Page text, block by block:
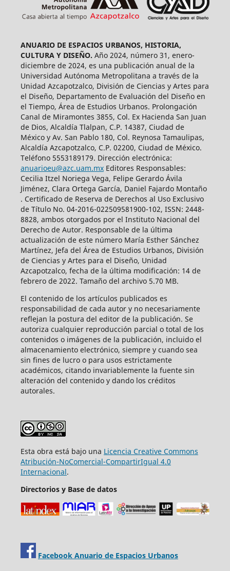
ANUARIO DE ESPACIOS URBANOS, HISTORIA,
CULTURA Y DISEÑO. Año 2024, número 31, enero-
diciembre de 2024, es una publicación anual de la
Universidad Autónoma Metropolitana a través de la
Unidad Azcapotzalco, División de Ciencias y Artes para
el Diseño, Departamento de Evaluación del Diseño en
el Tiempo, Área de Estudios Urbanos. Prolongación
Canal de Miramontes 3855, Col. Ex Hacienda San Juan
de Dios, Alcaldía Tlalpan, C.P. 14387, Ciudad de
México y Av. San Pablo 180, Col. Reynosa Tamaulipas,
Alcaldía Azcapotzalco, C.P. 02200, Ciudad de México.
Teléfono 5553189179. Dirección electrónica:
anuarioeu@azc.uam.mxEditores Responsables:
Cecilia Itzel Noriega Vega, Felipe Gerardo Ávila
Jiménez, Clara Ortega García, Daniel Fajardo Montaño
. Certificado de Reserva de Derechos al Uso Exclusivo
de Título No. 04-2016-022509581900-102, ISSN: 2448-
8828, ambos otorgados por el Instituto Nacional del
Derecho de Autor. Responsable de la última
actualización de este número María Esther Sánchez
Martínez, Jefa del Área de Estudios Urbanos, División
de Ciencias y Artes para el Diseño, Unidad
Azcapotzalco, fecha de la última modificación: 14 de
febrero de 2022. Tamaño del archivo 5.70 MB.
El contenido de los artículos publicados es
responsabilidad de cada autor y no necesariamente
reflejan la postura del editor de la publicación. Se
autoriza cualquier reproducción parcial o total de los
contenidos o imágenes de la publicación, incluido el
almacenamiento electrónico, siempre y cuando sea
sin fines de lucro o para usos estrictamente
académicos, citando invariablemente la fuente sin
alteración del contenido y dando los créditos
autorales.
Esta obra está bajo una Licencia Creative Commons
Atribución-NoComercial-CompartirIgual 4.0
Internacional.
Directorios y Base de datos
Facebook Anuario de Espacios Urbanos